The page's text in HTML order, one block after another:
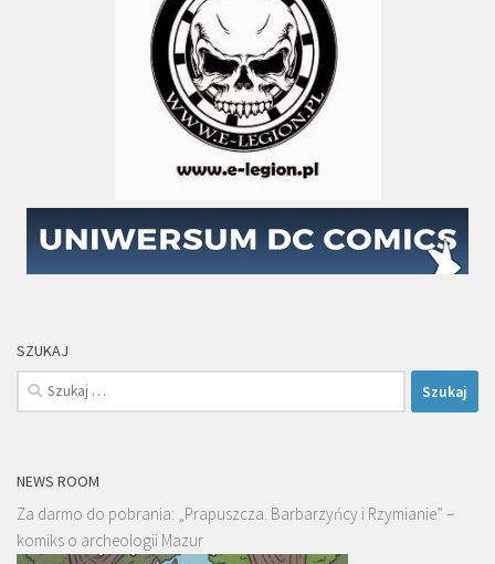
SZUKAJ
Szukaj:
NEWS ROOM
Za darmo do pobrania: „Prapuszcza. Barbarzyńcy i Rzymianie” –
komiks o archeologii Mazur